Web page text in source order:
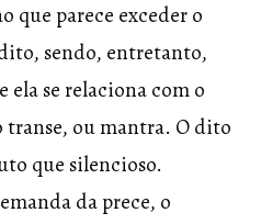
que parece exceder o
sendo, entretanto,
ela se relaciona com o
transe, ou mantra. O dito
que silencioso.
da prece, o